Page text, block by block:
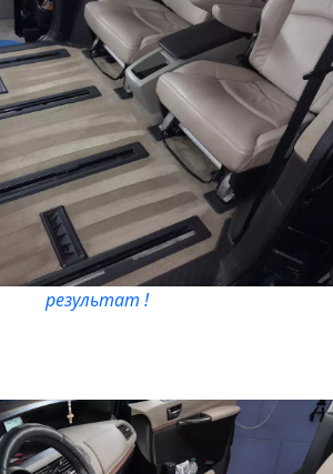
результат !